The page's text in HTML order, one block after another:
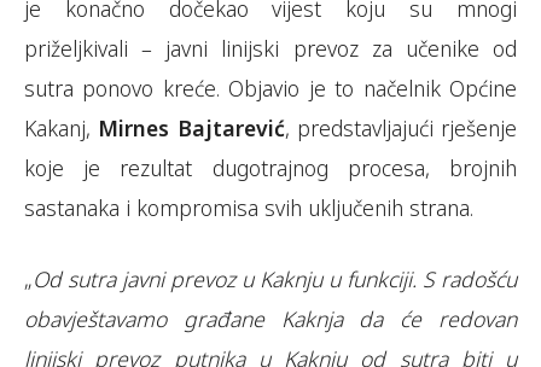
je konačno dočekao vijest koju su mnogi
priželjkivali – javni linijski prevoz za učenike od
sutra ponovo kreće. Objavio je to načelnik Općine
Kakanj, Mirnes Bajtarević, predstavljajući rješenje
koje je rezultat dugotrajnog procesa, brojnih
sastanaka i kompromisa svih uključenih strana.
„Od sutra javni prevoz u Kaknju u funkciji. S radošću
obavještavamo građane Kaknja da će redovan
linijski prevoz putnika u Kaknju od sutra biti u